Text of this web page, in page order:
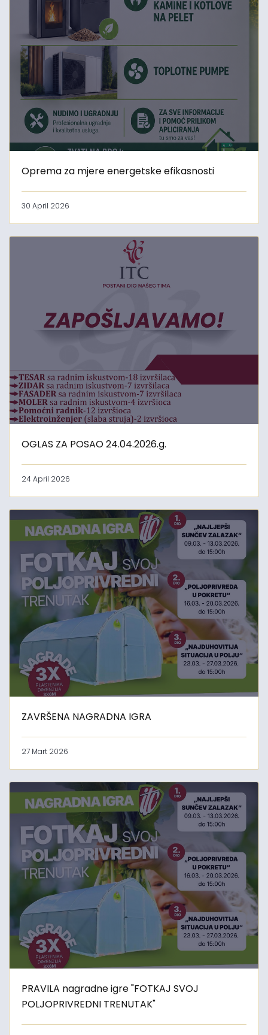
Oprema za mjere energetske efikasnosti
30 April 2026
OGLAS ZA POSAO 24.04.2026.g.
24 April 2026
ZAVRŠENA NAGRADNA IGRA
27 Mart 2026
PRAVILA nagradne igre "FOTKAJ SVOJ
POLJOPRIVREDNI TRENUTAK"